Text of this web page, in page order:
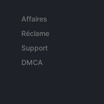
Affaires
Réclame
Support
DMCA